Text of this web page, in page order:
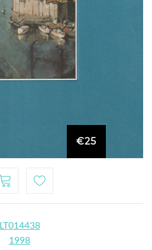
€25
LT014438
1998